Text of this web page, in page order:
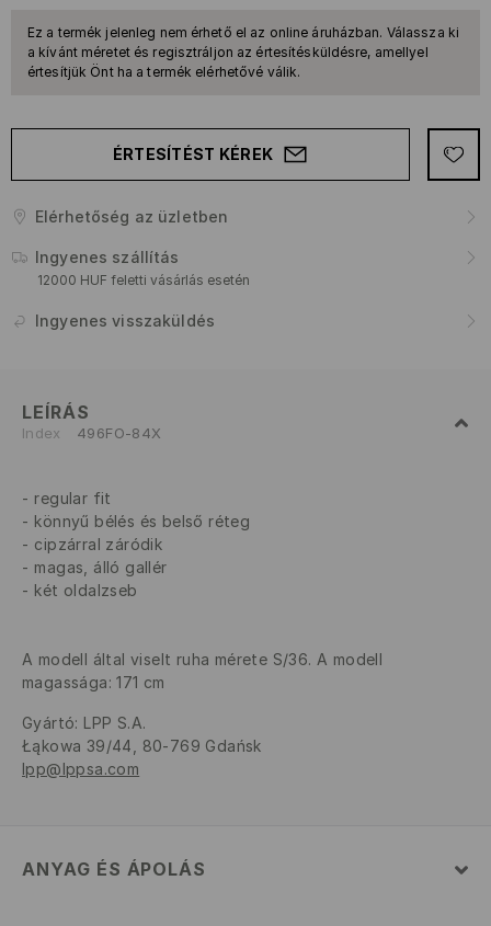
Ez a termék jelenleg nem érhető el az online áruházban. Válassza ki
a kívánt méretet és regisztráljon az értesítésküldésre, amellyel
értesítjük Önt ha a termék elérhetővé válik.
ÉRTESÍTÉST KÉREK
Elérhetőség az üzletben
Ingyenes szállítás
12000 HUF feletti vásárlás esetén
Ingyenes visszaküldés
LEÍRÁS
Index 496FO-84X
regular fit
könnyű bélés és belső réteg
cipzárral záródik
magas, álló gallér
két oldalzseb
A modell által viselt ruha mérete S/36. A modell
magassága: 171 cm
Gyártó: LPP S.A.
Łąkowa 39/44, 80-769 Gdańsk
lpp@lppsa.com
ANYAG ÉS ÁPOLÁS